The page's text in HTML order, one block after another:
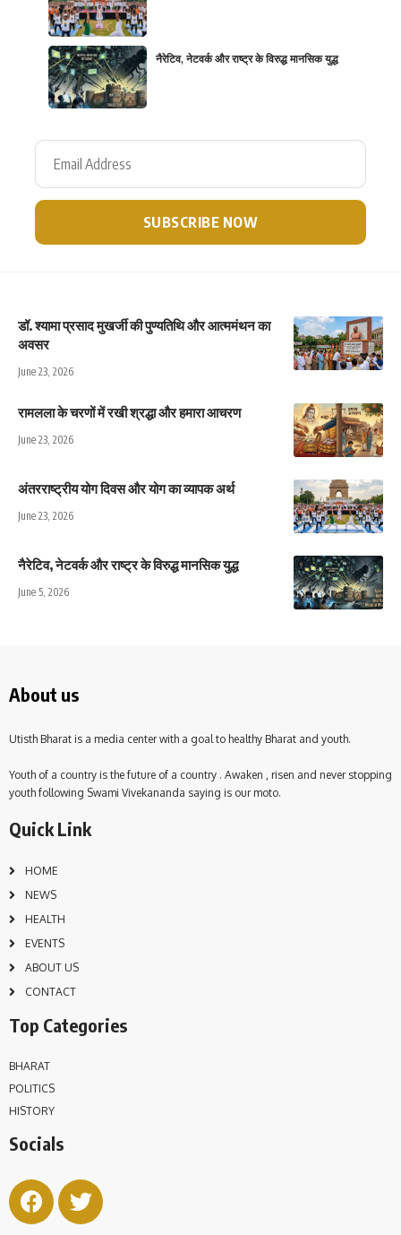
नैरेटिव, नेटवर्क और राष्ट्र के विरुद्ध मानसिक युद्ध
डॉ. श्यामा प्रसाद मुखर्जी की पुण्यतिथि और आत्ममंथन का
अवसर
June 23, 2026
रामलला के चरणों में रखी श्रद्धा और हमारा आचरण
June 23, 2026
अंतरराष्ट्रीय योग दिवस और योग का व्यापक अर्थ
June 23, 2026
नैरेटिव, नेटवर्क और राष्ट्र के विरुद्ध मानसिक युद्ध
June 5, 2026
About us
Utisth Bharat is a media center with a goal to healthy Bharat and youth.
Youth of a country is the future of a country . Awaken , risen and never stopping
youth following Swami Vivekananda saying is our moto.
Quick Link
HOME
NEWS
HEALTH
EVENTS
ABOUT US
CONTACT
Top Categories
BHARAT
POLITICS
HISTORY
Socials